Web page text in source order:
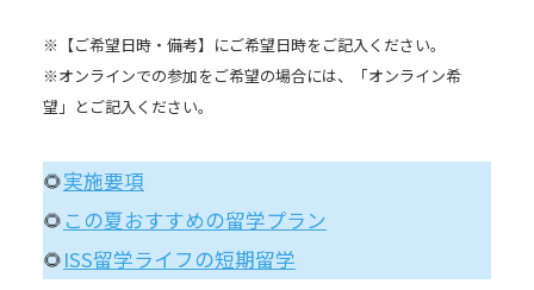
※【ご希望日時・備考】にご希望日時をご記入ください。
※オンラインでの参加をご希望の場合には、「オンライン希
望」とご記入ください。
🌻実施要項
🌻 この夏おすすめの留学プラン
🌻ISS留学ライフの短期留学